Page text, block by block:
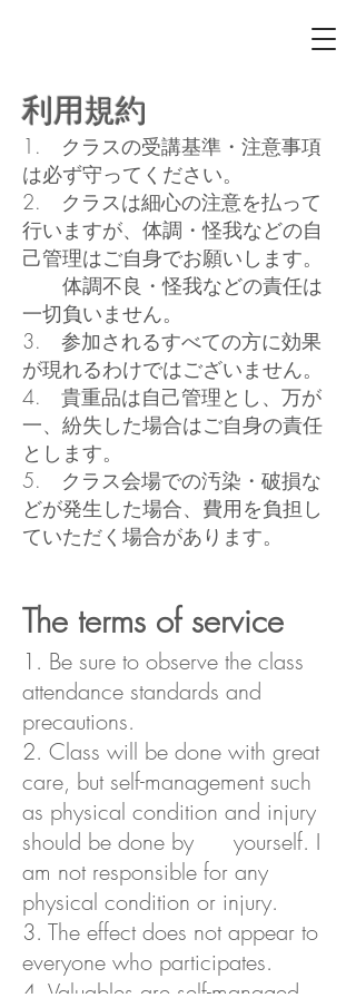
利用規約
1. クラスの受講基準・注意事項
は必ず守ってください。
2. クラスは細心の注意を払って
行いますが、体調・怪我などの自
己管理はご自身でお願いします。
体調不良・怪我などの責任は
一切負いません。
3. 参加されるすべての方に効果
が現れるわけではございません。
4. 貴重品は自己管理とし、万が
一、紛失した場合はご自身の責任
とします。
5. クラス会場での汚染・破損な
どが発生した場合、費用を負担し
ていただく場合があります。
The terms of service
1. Be sure to observe the class
attendance standards and
precautions.
2. Class will be done with great
care, but self-management such
as physical condition and injury
should be done by yourself. I
am not responsible for any
physical condition or injury.
3. The effect does not appear to
everyone who participates.
4. Valuables are self-managed